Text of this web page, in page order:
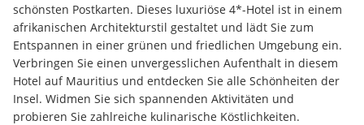
schönsten Postkarten. Dieses luxuriöse 4*-Hotel ist in einem
afrikanischen Architekturstil gestaltet und lädt Sie zum
Entspannen in einer grünen und friedlichen Umgebung ein.
Verbringen Sie einen unvergesslichen Aufenthalt in diesem
Hotel auf Mauritius und entdecken Sie alle Schönheiten der
Insel. Widmen Sie sich spannenden Aktivitäten und
probieren Sie zahlreiche kulinarische Köstlichkeiten.